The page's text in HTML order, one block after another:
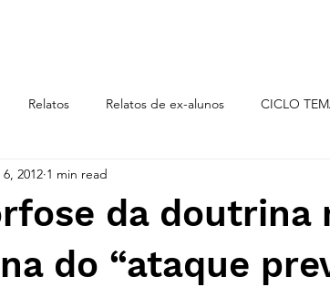
Relatos Relatos de ex-alunos CICLO
TEMÁTICO 2019.2
da doutrina
do “ataque
2012 1 min read